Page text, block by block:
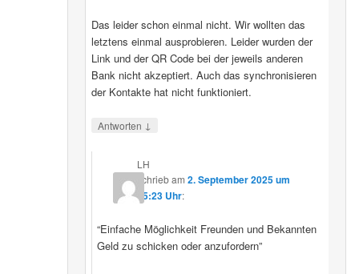
Das leider schon einmal nicht. Wir wollten das
letztens einmal ausprobieren. Leider wurden der
Link und der QR Code bei der jeweils anderen
Bank nicht akzeptiert. Auch das synchronisieren
der Kontakte hat nicht funktioniert.
Antworten ↓
LH
schriebam2. September 2025 um
15:23 Uhr:
“Einfache Möglichkeit Freunden und Bekannten
Geld zu schicken oder anzufordern”